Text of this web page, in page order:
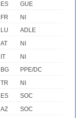
ES
GUE
FR
NI
LU
ADLE
AT
NI
IT
NI
BG
PPE/DC
TR
NI
ES
SOC
AZ
SOC